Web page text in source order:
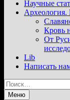
Научные
Археология.
Кровь
От
Lib
Написать
Найти:
Меню